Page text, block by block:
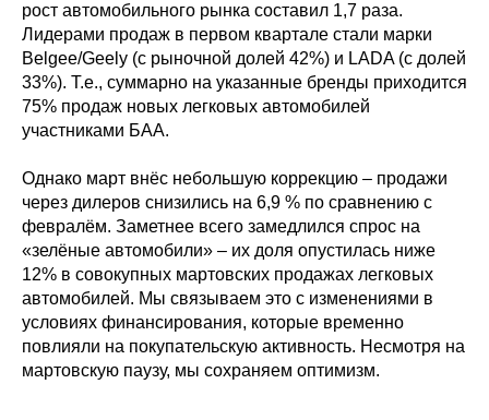
рост автомобильного рынка составил 1,7 раза.
Лидерами продаж в первом квартале стали марки
Belgee/Geely (с рыночной долей 42%) и LADA (с долей
33%). Т.е., суммарно на указанные бренды приходится
75% продаж новых легковых автомобилей
участниками БАА.
Однако март внёс небольшую коррекцию – продажи
через дилеров снизились на 6,9 % по сравнению с
февралём. Заметнее всего замедлился спрос на
«зелёные автомобили» – их доля опустилась ниже
12% в совокупных мартовских продажах легковых
автомобилей. Мы связываем это с изменениями в
условиях финансирования, которые временно
повлияли на покупательскую активность. Несмотря на
мартовскую паузу, мы сохраняем оптимизм.